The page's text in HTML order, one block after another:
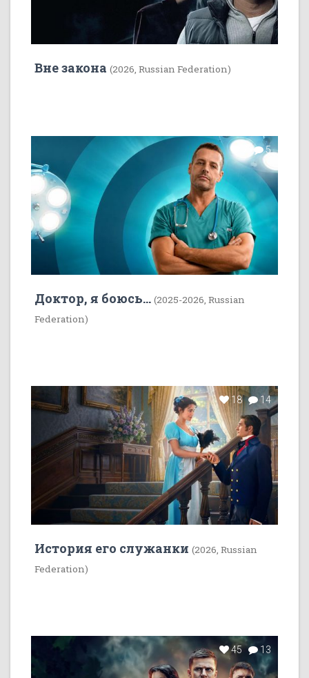
Вне закона (2026, Russian Federation)
7 5
Доктор, я боюсь... (2025-2026, Russian
Federation)
18 14
История его служанки (2026, Russian
Federation)
45 13